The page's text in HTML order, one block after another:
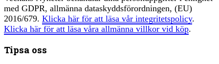
med GDPR, allmänna dataskyddsförordningen, (EU)
2016/679. Klicka här för att läsa vår integritetspolicy.
Klicka här för att läsa våra allmänna villkor vid köp.
Tipsa oss